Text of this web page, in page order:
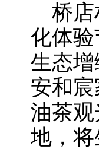
桥店
化体
生态
安和
油茶
地，